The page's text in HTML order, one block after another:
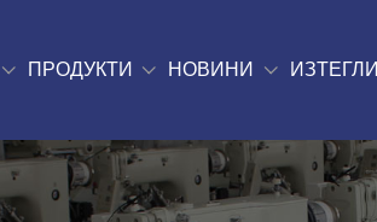
ПРОДУКТИ НОВИНИ ИЗТЕГЛИ